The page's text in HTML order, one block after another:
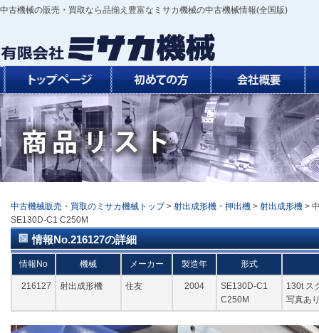
中古機械の販売・買取なら品揃え豊富なミサカ機械の中古機械情報(全国版)
中古機械販売・買取のミサカ機械トップ > 射出成形機・押出機 > 射出成形機 >
SE130D-C1 C250M
情報No.216127の詳細
情報No 機械 メーカー 製造年 形式
216127 射出成形機 住友 2004
SE130D-C1
C250M
130t ス
写真あ